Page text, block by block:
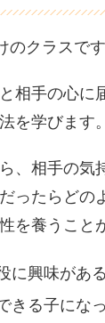
クラスです
相手の心に
を学びます。
、相手の気
ったらどの
を養うこと
に興味がある
きる子にな